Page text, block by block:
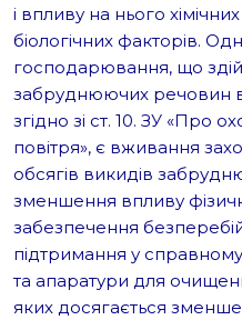
і впливу на нього
біологічних факторів.
господарювання, що
забруднюючих речовин
згідно зі ст. 10. ЗУ «Про
повітря», є вживання
обсягів викидів
зменшення впливу
забезпечення
підтримання у
та апаратури для
яких досягається